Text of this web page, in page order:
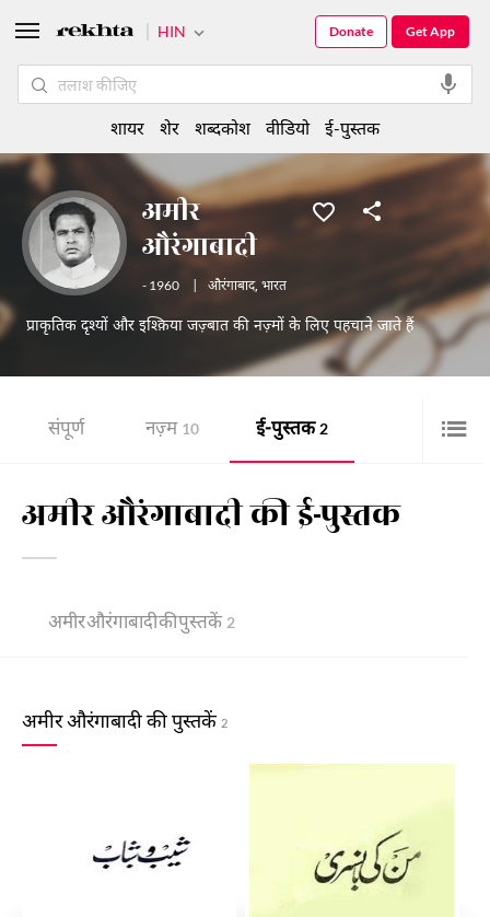
अमीर
औरंगाबादी
- 1960 औरंगाबाद, भारत
प्राकृतिक दृश्यों और इश्क़िया जज़्बात की नज़्मों के लिए पहचाने जाते हैं
संपूर्ण नज़्म 10 ई-पुस्तक 2
अमीर औरंगाबादी की ई-पुस्तक
अमीर औरंगाबादी की पुस्तकें 2
अमीर औरंगाबादी की पुस्तकें 2
HIN Get App
Donate
शायर शेर शब्दकोश वीडियो ई-पुस्तक